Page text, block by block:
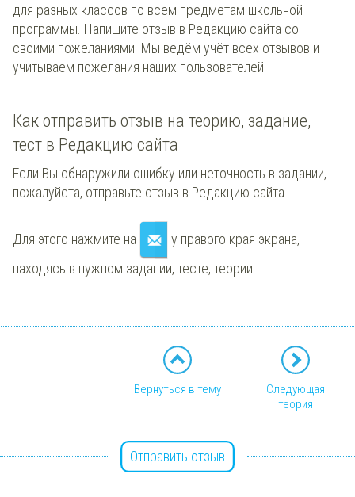
для разных классов по всем предметам школьной
программы. Напишите отзыв в Редакцию сайта со
своими пожеланиями. Мы ведём учёт всех отзывов и
учитываем пожелания наших пользователей.
Как отправить отзыв на теорию, задание,
тест в Редакцию сайта
Если Вы обнаружили ошибку или неточность в задании,
пожалуйста, отправьте отзыв в Редакцию сайта.
Для этого нажмите на
у правого края экрана,
находясь в нужном задании, тесте, теории.
Вернуться в тему
Следующая
теория
Отправить отзыв